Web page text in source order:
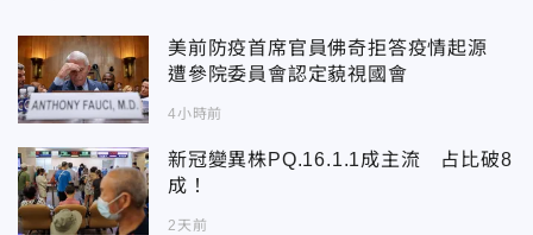
美前防疫首席官員佛奇拒答疫情起源
遭參院委員會認定藐視國會
4小時前
新冠變異株PQ.16.1.1成主流 占比破8
成！
2天前